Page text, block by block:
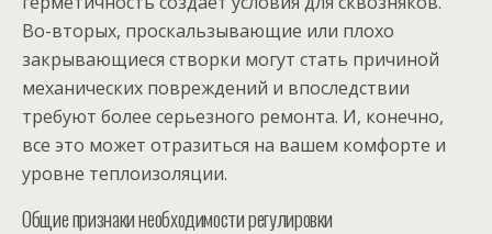
Во-вторых, проскальзывающие или плохо
закрывающиеся створки могут стать причиной
механических повреждений и впоследствии
требуют более серьезного ремонта. И, конечно,
все это может отразиться на вашем комфорте и
уровне теплоизоляции.
Общие признаки необходимости регулировки